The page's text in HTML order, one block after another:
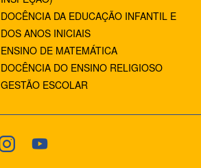
DOCÊNCIA DA EDUCAÇÃO INFANTIL E
DOS ANOS INICIAIS
ENSINO DE MATEMÁTICA
DOCÊNCIA DO ENSINO RELIGIOSO
GESTÃO ESCOLAR